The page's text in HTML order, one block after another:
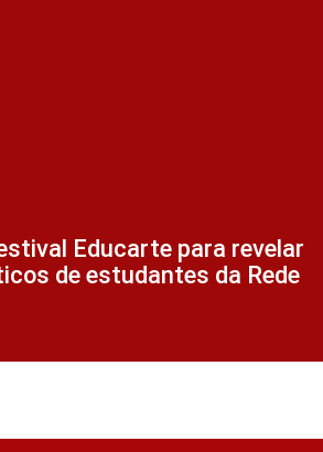
Educarte para revelar
de estudantes da Rede